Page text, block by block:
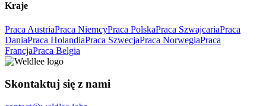
Kraje
Praca AustriaPraca NiemcyPraca PolskaPraca SzwajcariaPraca
DaniaPraca HolandiaPraca SzwecjaPraca NorwegiaPraca
FrancjaPraca Belgia
Skontaktuj się z nami